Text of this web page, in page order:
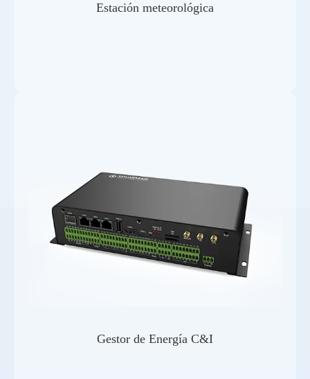
Estación meteorológica
Gestor de Energía C&I